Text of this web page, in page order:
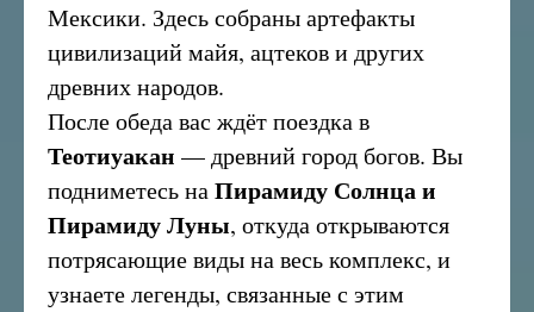
Мексики. Здесь собраны артефакты
цивилизаций майя, ацтеков и других
древних народов.
После обеда вас ждёт поездка в
Теотиуакан — древний город богов. Вы
подниметесь наПирамиду Солнца и
Пирамиду Луны, откуда открываются
потрясающие виды на весь комплекс, и
узнаете легенды, связанные с этим